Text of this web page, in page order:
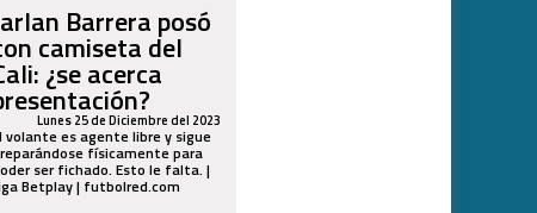
Barrera posó
camiseta del
¿se acerca
Lunes 25 de Diciembre del 2023
volante es agente libre y sigue
físicamente para
ser fichado. Esto le falta. |
Betplay | futbolred.com